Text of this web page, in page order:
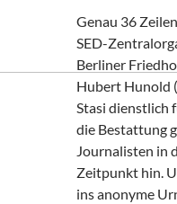
Genau 36
SED-
Berliner
Hubert Hunold
Stasi dienstlich
die Bestattung
Journalisten in
Zeitpunkt hin.
ins anonyme